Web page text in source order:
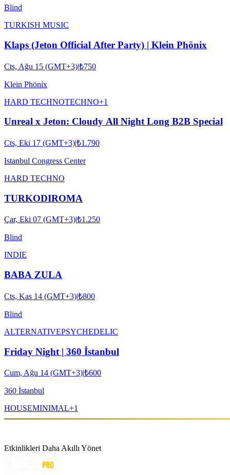
Blind
TURKISH MUSIC
Klaps (Jeton Official After Party) | Klein Phönix
Cts, Ağu 15 (GMT+3)|₺750
Klein Phönix
HARD TECHNOTECHNO+1
Unreal x Jeton: Cloudy All Night Long B2B Special
Cts, Eki 17 (GMT+3)|₺1.790
Istanbul Congress Center
HARD TECHNO
TURKODIROMA
Çar, Eki 07 (GMT+3)|₺1.250
Blind
INDIE
BABA ZULA
Cts, Kas 14 (GMT+3)|₺800
Blind
ALTERNATIVEPSYCHEDELIC
Friday Night | 360 İstanbul
Cum, Ağu 14 (GMT+3)|₺600
360 İstanbul
HOUSEMINIMAL+1
Etkinlikleri Daha Akıllı Yönet